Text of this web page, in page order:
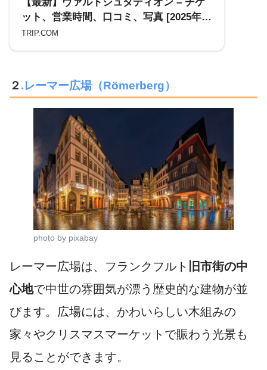
ット、営業時間、口コミ、写真 [2025年]
Trip.com
TRIP.COM
２ .レーマー広場（Römerberg）
photo by pixabay
レーマー広場は、フランクフルト
旧市街の中
心地で中世の雰囲気が漂う歴史的な建物が並
びます。広場には、かわいらしい木組みの
家々やクリスマスマーケットで賑わう光景も
見ることができます。